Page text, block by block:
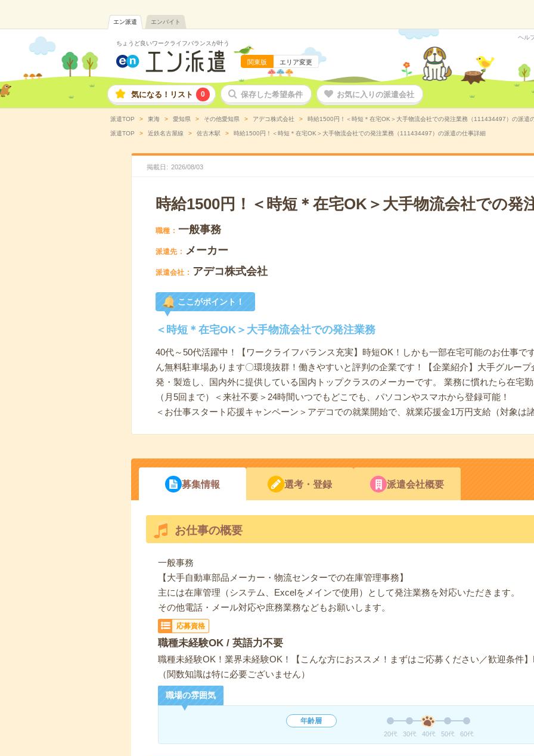
エン派遣 エンバイト
ちょうど良いワークライフバランスが叶う
関東版 エリア変更
ヘル
気になる！リスト 0 保存した希望条件 お気に入りの派遣会社
派遣TOP 東海 愛知県 その他愛知県 アデコ株式会社 時給1500円！＜時短＊在宅OK＞大手物流会社での発注業務（111434497）の派遣
派遣TOP 近鉄名古屋線 佐古木駅 時給1500円！＜時短＊在宅OK＞大手物流会社での発注業務（111434497）の派遣の仕事詳細
掲載日 2026/08/03
時給1500円！＜時短＊在宅OK＞大手物流会社での発
職種 一般事務
派遣先 メーカー
派遣会社 アデコ株式会社
ここがポイント！
＜時短＊在宅OK＞大手物流会社での発注業務
40代～50代活躍中！【ワークライフバランス充実】時短OK！しかも一部在宅可能のお仕事で
ん無料駐車場あります〇環境抜群！働きやすいと評判の企業です！【企業紹介】大手グルー
発・製造し、国内外に提供している国内トップクラスのメーカーです。 業務に慣れたら在宅
（月5回まで）＜来社不要＞24時間いつでもどこでも、パソコンやスマホから登録可能！
＜お仕事スタート応援キャンペーン＞アデコでの就業開始で、就業応援金1万円支給（対象は
募集情報 選考・登録 派遣会社概要
お仕事の概要
一般事務
【大手自動車部品メーカー・物流センターでの在庫管理事務】
主には在庫管理（システム、Excelをメインで使用）として発注業務を対応いただきます。
その他電話・メール対応や庶務業務などもお願いします。
応募資格
職種未経験OK / 英語力不要
職種未経験OK！業界未経験OK！【こんな方におススメ！まずはご応募ください／歓迎条件
（関数知識は特に必要ございません）
職場の雰囲気
年齢層
20代 30代 40代 50代 60代